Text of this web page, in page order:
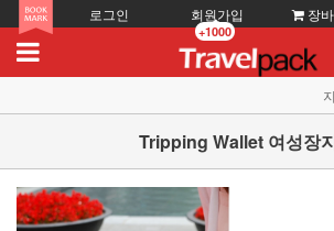
로그인 회원가입
+1000
장
Tripping Wallet 여성장